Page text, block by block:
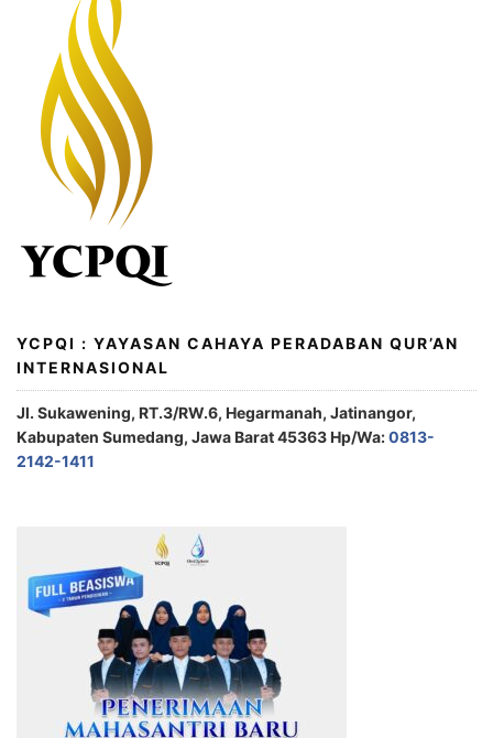
YCPQI : YAYASAN CAHAYA PERADABAN QUR’AN
INTERNASIONAL
Jl. Sukawening, RT.3/RW.6, Hegarmanah, Jatinangor,
Kabupaten Sumedang, Jawa Barat 45363 Hp/Wa:0813-
2142-1411